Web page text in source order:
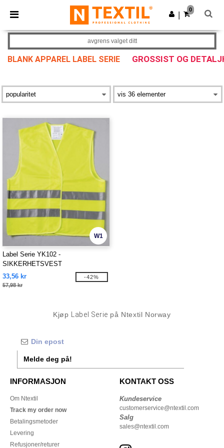
× Ntextil-app
Bedre priser i appen!
Last ned app
0
BLANK APPAREL LABEL SERIE GROSSIST OG
avgrens valget ditt
W1
Label Serie YK102 -
SIKKERHETSVEST
33,56 kr
57,98 kr
-42%
Kjøp Label Serie på Ntextil Norway
Melde deg på!
INFORMASJON
Om Ntextil
Track my order now
Betalingsmetoder
Levering
Refusjoner/returer
KONTAKT OSS
Kundeservice
customerservice@ntextil.com
Salg
sales@ntextil.com